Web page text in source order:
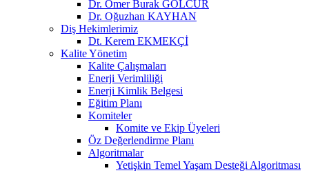
Dr. Ömer Burak GÖLCÜR
Dr. Oğuzhan KAYHAN
Diş Hekimlerimiz
Dt. Kerem EKMEKÇİ
Kalite Yönetim
Kalite Çalışmaları
Enerji Verimliliği
Enerji Kimlik Belgesi
Eğitim Planı
Komiteler
Komite ve Ekip Üyeleri
Öz Değerlendirme Planı
Algoritmalar
Yetişkin Temel Yaşam Desteği Algoritması